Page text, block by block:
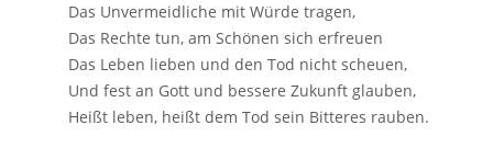
Das Unvermeidliche mit Würde tragen,
Das Rechte tun, am Schönen sich erfreuen
Das Leben lieben und den Tod nicht scheuen,
Und fest an Gott und bessere Zukunft glauben,
Heißt leben, heißt dem Tod sein Bitteres rauben.